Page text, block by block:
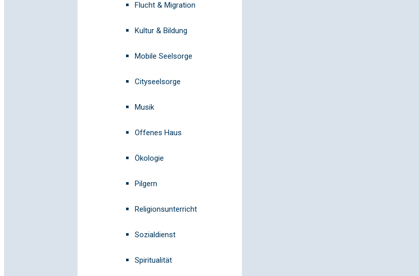
Flucht & Migration
Kultur & Bildung
Mobile Seelsorge
Cityseelsorge
Musik
Offenes Haus
Ökologie
Pilgern
Religionsunterricht
Sozialdienst
Spiritualität